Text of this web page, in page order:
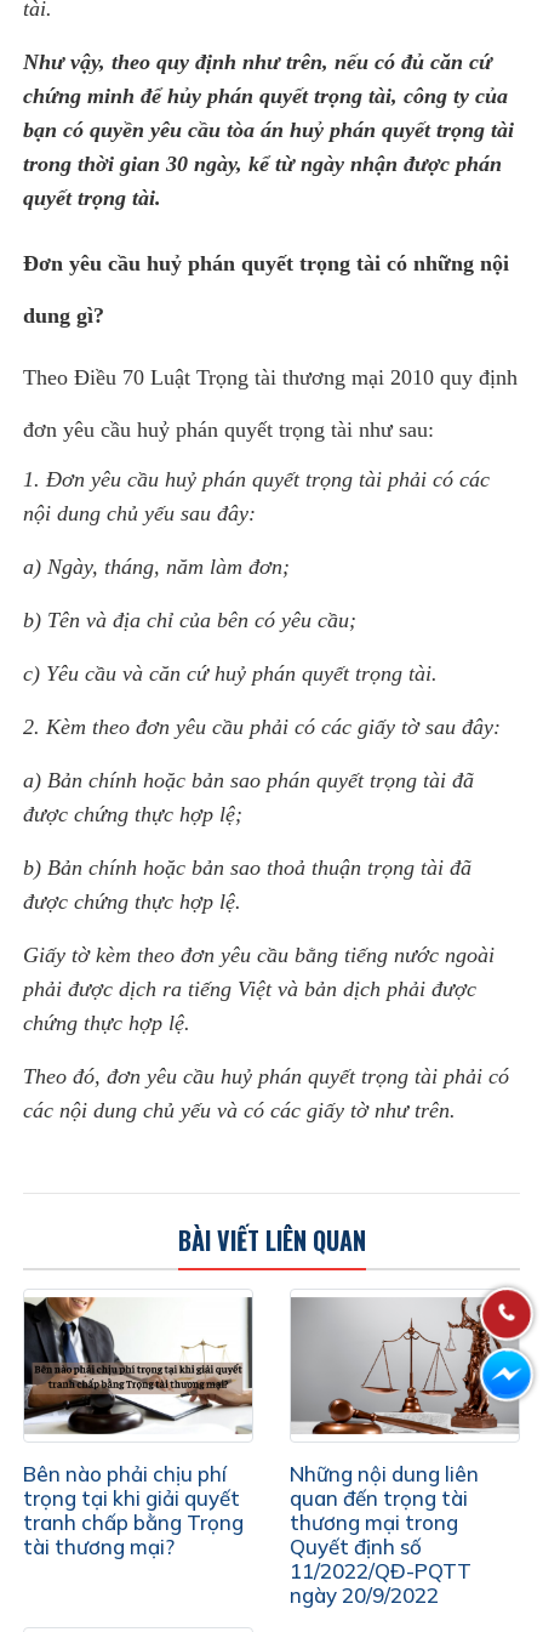
tài.
Như vậy, theo quy định như trên, nếu có đủ căn cứ
chứng minh để hủy phán quyết trọng tài, công ty của
bạn có quyền yêu cầu tòa án huỷ phán quyết trọng tài
trong thời gian 30 ngày, kể từ ngày nhận được phán
quyết trọng tài.
Đơn yêu cầu huỷ phán quyết trọng tài có những nội
dung gì?
Theo Điều 70 Luật Trọng tài thương mại 2010 quy định
đơn yêu cầu huỷ phán quyết trọng tài như sau:
1. Đơn yêu cầu huỷ phán quyết trọng tài phải có các
nội dung chủ yếu sau đây:
a) Ngày, tháng, năm làm đơn;
b) Tên và địa chỉ của bên có yêu cầu;
c) Yêu cầu và căn cứ huỷ phán quyết trọng tài.
2. Kèm theo đơn yêu cầu phải có các giấy tờ sau đây:
a) Bản chính hoặc bản sao phán quyết trọng tài đã
được chứng thực hợp lệ;
b) Bản chính hoặc bản sao thoả thuận trọng tài đã
được chứng thực hợp lệ.
Giấy tờ kèm theo đơn yêu cầu bằng tiếng nước ngoài
phải được dịch ra tiếng Việt và bản dịch phải được
chứng thực hợp lệ.
Theo đó, đơn yêu cầu huỷ phán quyết trọng tài phải có
các nội dung chủ yếu và có các giấy tờ như trên.
BÀI VIẾT LIÊN QUAN
Bên nào phải chịu phí
trọng tại khi giải quyết
tranh chấp bằng Trọng
tài thương mại?
Những nội dung liên
quan đến trọng tài
thương mại trong
Quyết định số
11/2022/QĐ-PQTT
ngày 20/9/2022